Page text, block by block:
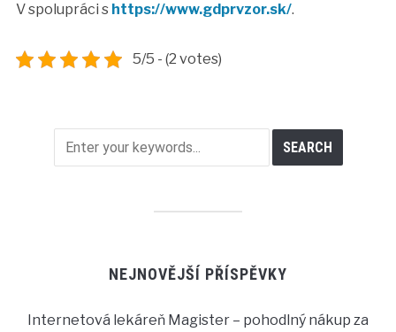
V spolupráci s https://www.gdprvzor.sk/.
5/5 - (2 votes)
NEJNOVĚJŠÍ PŘÍSPĚVKY
Internetová lekáreň Magister – pohodlný nákup za